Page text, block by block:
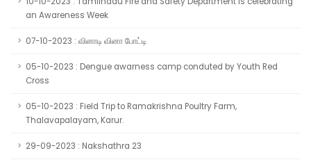
an Awareness Week
07-10-2023 : வினாடி வினா போட்டி
05-10-2023 : Dengue awarness camp conduted by Youth Red
Cross
05-10-2023 : Field Trip to Ramakrishna Poultry Farm,
Thalavapalayam, Karur.
29-09-2023 : Nakshathra 23